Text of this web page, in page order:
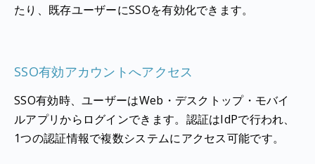
たり、既存ユーザーにSSOを有効化できます。
SSO有効アカウントへアクセス
SSO有効時、ユーザーはWeb・デスクトップ・モバイ
ルアプリからログインできます。認証はIdPで行われ、
1つの認証情報で複数システムにアクセス可能です。